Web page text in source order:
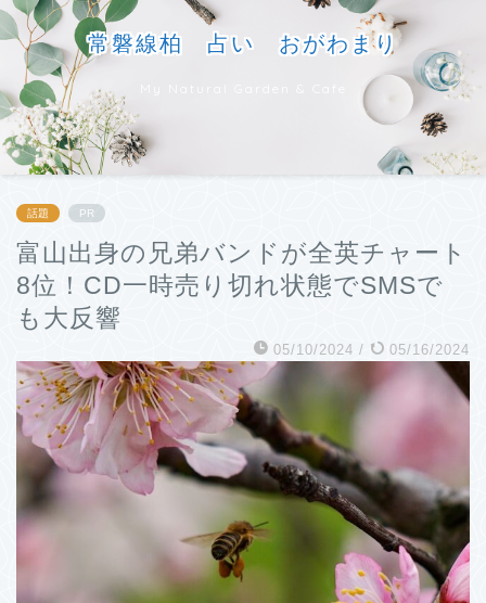
常磐線柏 占い おがわまり
話題 PR
富山出身の兄弟バンドが全英チャート
8位！CD一時売り切れ状態でSMSで
も大反響
05/10/2024 / 05/16/2024